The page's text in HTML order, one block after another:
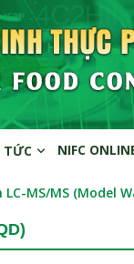
TỨC NIFC
MS/MS (Model